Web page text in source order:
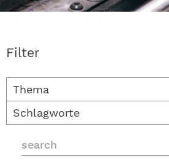
Filter
Thema
Schlagworte